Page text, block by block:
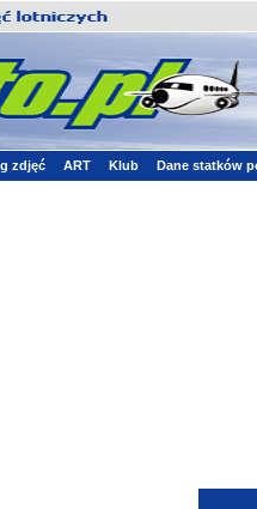
zdjęć ART Klub Dane statków